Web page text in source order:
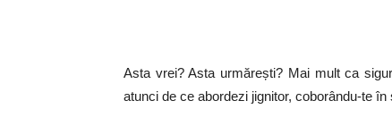
Asta vrei? Asta urmărești? Mai mult ca
atunci de ce abordezi jignitor, coborându-te